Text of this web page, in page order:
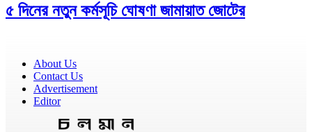
৫ দিনের নতুন কর্মসূচি ঘোষণা জামায়াত জোটের
About Us
Contact Us
Advertisement
Editor